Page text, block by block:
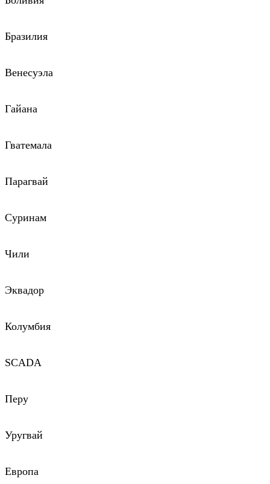
Бразилия
Венесуэла
Гайана
Гватемала
Парагвай
Суринам
Чили
Эквадор
Колумбия
SCADA
Перу
Уругвай
Европа